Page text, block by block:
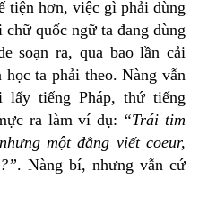
tiện hơn, việc gì phải dùng
quốc ngữ ta đang dùng
soạn ra, qua bao lần cải
ta phải theo. Nàng vẫn
lấy tiếng Pháp, thứ tiếng
ra làm ví dụ: “Trái tim
một đằng viết coeur,
. Nàng bí, nhưng vẫn cứ